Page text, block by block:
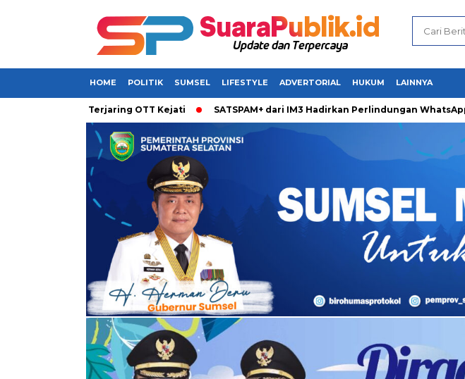
HOME POLITIK SUMSEL LIFESTYLE ADVERTORIAL HUKUM LAINNYA
Terjaring OTT Kejati SATSPAM+ dari IM3 Hadirkan Perlindungan WhatsApp Call